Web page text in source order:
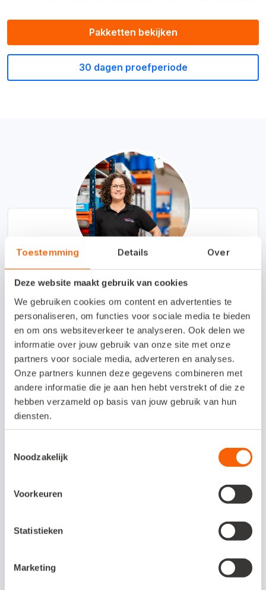
Toestemming Details Over
Deze website maakt gebruik van cookies
We gebruiken cookies om content en advertenties te
personaliseren, om functies voor sociale media te bieden
en om ons websiteverkeer te analyseren. Ook delen we
informatie over jouw gebruik van onze site met onze
partners voor sociale media, adverteren en analyses.
Onze partners kunnen deze gegevens combineren met
andere informatie die je aan hen hebt verstrekt of die ze
hebben verzameld op basis van jouw gebruik van hun
diensten.
Noodzakelijk
Voorkeuren
Statistieken
Marketing
Pakketten bekijken
30 dagen proefperiode
"Het automatiseren van handmatige
werkzaamheden in Snelstart bespaart ons elke
dag 1 uur werk."
Anneke van Hastenberg
HappyFarmer